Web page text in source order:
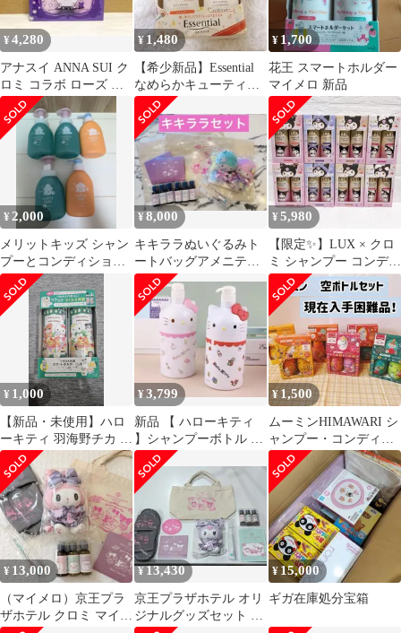
¥4,280
アナスイ ANNA SUI ク
ロミ コラボ ローズ シ
ャンプー コンディショ
ナー
¥ 1,480
【希少新品】Essential
なめらかキューティク
ルケア キキララ マ
イメロ
¥ 1,700
花王 スマートホルダー
マイメロ 新品
¥2,000
メリットキッズ シャン
プーとコンディショナ
ーのセット 計5本 花
王
¥8,000
キキララぬいぐるみト
ートバッグアメニティ
セット
¥5,980
【限定✨】LUX × クロ
ミ シャンプー コンディ
ショナー 4種類 コンプ
リート
¥ 1,000
【新品・未使用】ハロ
ーキティ 羽海野チカ ス
マートホルダーセット
¥3,799
新品 【 ハローキティ
】シャンプーボトル 【
2本セット 】サンリオ
¥ 1,500
ムーミンHIMAWARI シ
ャンプー・コンディシ
ョナーセット 空ボト
ル 12個
¥ 13,000
（マイメロ）京王プラ
ザホテル クロミ マイメ
¥13,430
京王プラザホテル オリ
ジナルグッズセット ク
¥ 15,000
ギガ在庫処分宝箱